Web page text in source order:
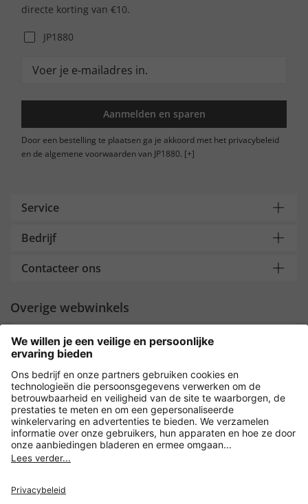
directe korting van €10.
JP1880
Aanmelden en sparen
Door een bestelling te plaatsen ga je akkoord met het privacybeleid
en de algemene voorwaarden van JP1880. [+]
Service
Bedrijf
Contacteer ons
Overige webwinkels
Nederland
Payment and Delivery
Versleuteling met